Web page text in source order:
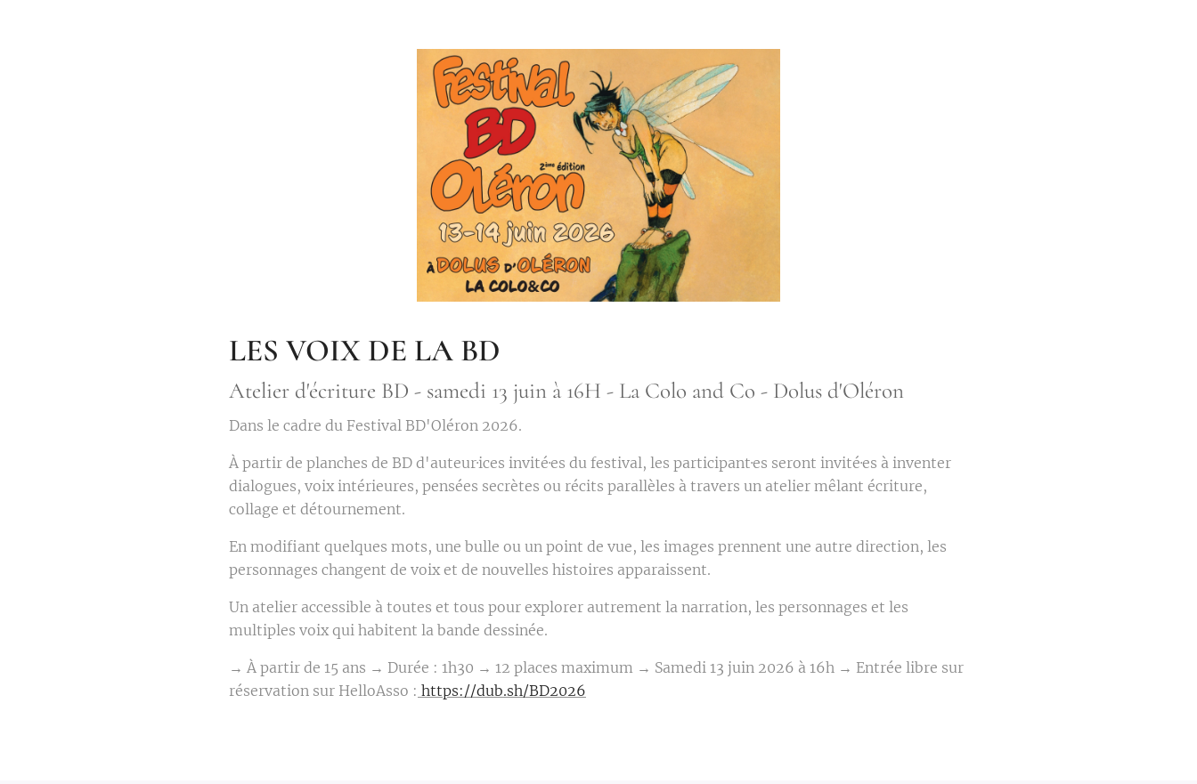
LES VOIX DE LA BD
Atelier d'écriture BD - samedi 13 juin à 16H - La Colo and Co - Dolus d'Oléron
Dans le cadre du Festival BD'Oléron 2026.
À partir de planches de BD d'auteur·ices invité·es du festival, les participant·es seront invité·es à inventer
dialogues, voix intérieures, pensées secrètes ou récits parallèles à travers un atelier mêlant écriture,
collage et détournement.
En modifiant quelques mots, une bulle ou un point de vue, les images prennent une autre direction, les
personnages changent de voix et de nouvelles histoires apparaissent.
Un atelier accessible à toutes et tous pour explorer autrement la narration, les personnages et les
multiples voix qui habitent la bande dessinée.
→ À partir de 15 ans → Durée : 1h30 → 12 places maximum → Samedi 13 juin 2026 à 16h → Entrée libre sur
réservation sur HelloAsso : https://dub.sh/BD2026